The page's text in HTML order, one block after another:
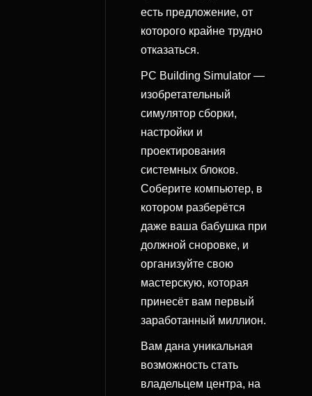
есть предложение, от
которого крайне трудно
отказаться.
PC Building Simulator —
изобретательный
симулятор сборки,
настройки и
проектирования
системных блоков.
Соберите компьютер, в
котором разберётся
даже ваша бабушка при
должной сноровке, и
организуйте свою
мастерскую, которая
принесёт вам первый
заработанный миллион.
Вам дана уникальная
возможность стать
владельцем центра, на